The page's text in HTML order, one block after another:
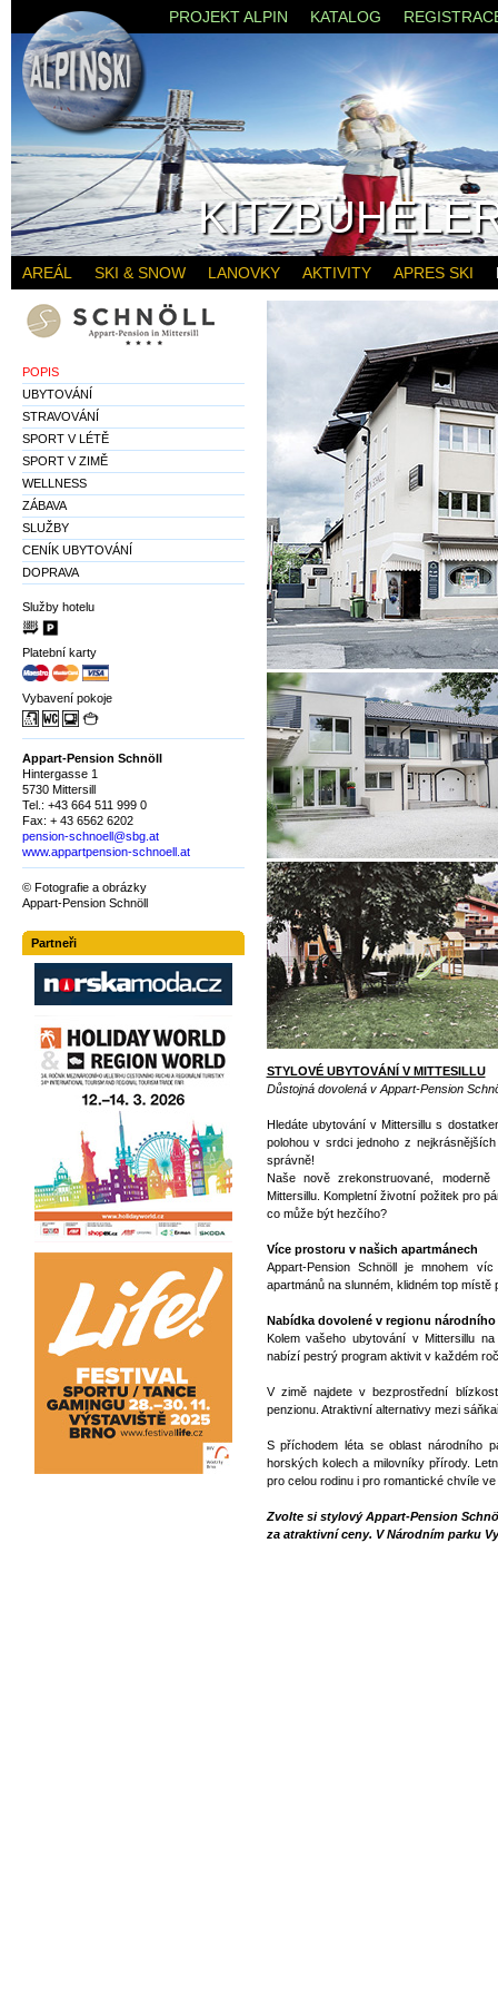
STYLOVÉ UBYTOVÁNÍ V MITTESILLU
Důstojná dovolená v Appart-Pension
Hledáte ubytování v Mittersillu s
polohou v srdci jednoho z
správně!
Naše nově zrekonstruované,
Mittersillu. Kompletní životní požitek pro
co může být hezčího?
Více prostoru v našich apartmánech
Appart-Pension Schnöll je mnohem
apartmánů na slunném, klidném top
Nabídka dovolené v regionu národního
Kolem vašeho ubytování v Mittersillu
nabízí pestrý program aktivit v každém
V zimě najdete v bezprostřední
penzionu. Atraktivní alternativy mezi
S příchodem léta se oblast národního
horských kolech a milovníky přírody.
pro celou rodinu i pro romantické chvíle
Zvolte si stylový Appart-Pension
za atraktivní ceny. V Národním parku
POPIS
UBYTOVÁNÍ
STRAVOVÁNÍ
SPORT V LÉTĚ
SPORT V ZIMĚ
WELLNESS
ZÁBAVA
SLUŽBY
CENÍK UBYTOVÁNÍ
DOPRAVA
Služby hotelu
Platební karty
Vybavení pokoje
Appart-Pension Schnöll
Hintergasse 1
5730 Mittersill
Tel.: +43 664 511 999 0
Fax: + 43 6562 6202
pension-schnoell@sbg.at
www.appartpension-schnoell.at
© Fotografie a obrázky
Appart-Pension Schnöll
Partneři
PROJEKT ALPIN KATALOG
AREÁL SKI & SNOW LANOVKY AKTIVITY APRES SKI